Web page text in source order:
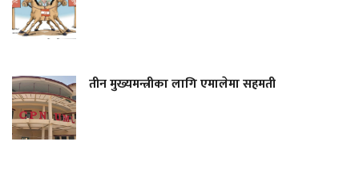
तीन मुख्यमन्त्रीका लागि एमालेमा सहमती